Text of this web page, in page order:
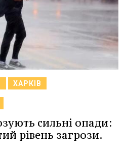
ХАРКІВ
сильні опади:
рівень загрози.